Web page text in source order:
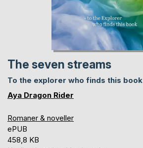
The seven streams
To the explorer who finds this book
Aya Dragon Rider
Romaner & noveller
ePUB
458,8 KB